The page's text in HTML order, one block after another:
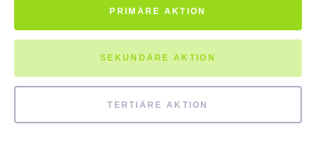
PRIMÄRE AKTION
SEKUNDÄRE AKTION
TERTIÄRE AKTION